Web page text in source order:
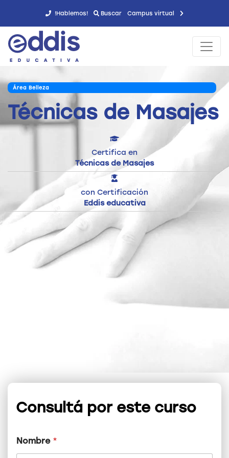
!Hablemos! Buscar Campus virtual
Área Belleza
Técnicas de Masajes
Certifica en
Técnicas de Masajes
con Certificación
Eddis educativa
Consultá por este curso
Nombre *